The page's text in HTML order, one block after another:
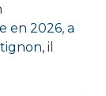
en 2026, a
il